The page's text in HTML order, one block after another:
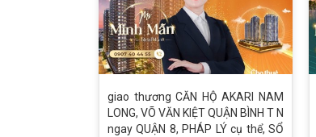
giao thương CĂN HỘ AKARI NAM
LONG, VÕ VĂN KIỆT QUẬN BÌNH T N
ngay QUẬN 8, PHÁP LÝ cụ thể, SỔ